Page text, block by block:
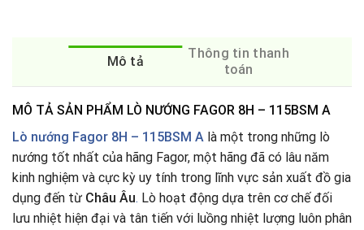
Mô tả
Thông tin thanh
toán
MÔ TẢ SẢN PHẨM LÒ NƯỚNG FAGOR 8H – 115BSM A
Lò nướng Fagor 8H – 115BSM A là một trong những lò
nướng tốt nhất của hãng Fagor, một hãng đã có lâu năm
kinh nghiệm và cực kỳ uy tính trong lĩnh vực sản xuất đồ gia
dụng đến từ Châu Âu. Lò hoạt động dựa trên cơ chế đối
lưu nhiệt hiện đại và tân tiến với luồng nhiệt lượng luôn phân